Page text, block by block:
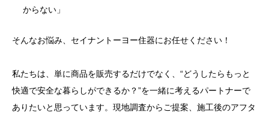
からない」
そんなお悩み、セイナントーヨー住器にお任せください！
私たちは、単に商品を販売するだけでなく、“どうしたらもっと
快適で安全な暮らしができるか？”を一緒に考えるパートナーで
ありたいと思っています。現地調査からご提案、施工後のアフタ